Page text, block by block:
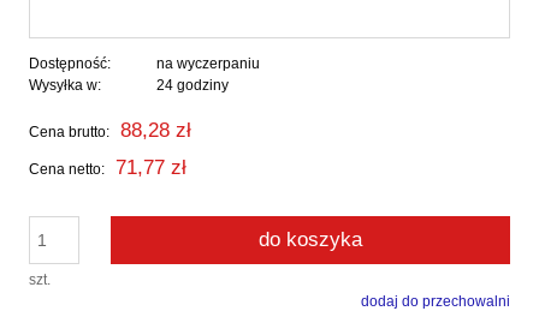
Dostępność:
na wyczerpaniu
Wysyłka w:
24 godziny
Cena brutto: 88,28 zł
Cena netto: 71,77 zł
szt.
do koszyka
dodaj do przechowalni